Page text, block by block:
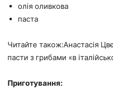
олія оливкова
паста
Читайте також:Анастасія
пасти з грибами «в
Приготування: